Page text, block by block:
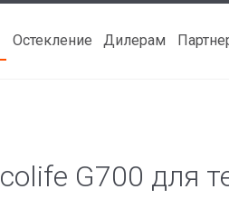
Остекление Дилерам
G700 для